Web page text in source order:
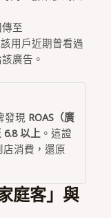
至
用戶近期曾看過
廣告。
發現 ROAS（廣
以上 。這證
消費，還原
庭客」與